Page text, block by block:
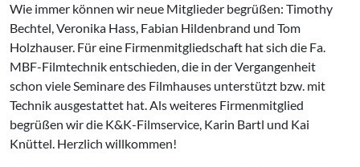
Wie immer können wir neue Mitglieder begrüßen: Timothy
Bechtel, Veronika Hass, Fabian Hildenbrand und Tom
Holzhauser. Für eine Firmenmitgliedschaft hat sich die Fa.
MBF-Filmtechnik entschieden, die in der Vergangenheit
schon viele Seminare des Filmhauses unterstützt bzw. mit
Technik ausgestattet hat. Als weiteres Firmenmitglied
begrüßen wir die K&K-Filmservice, Karin Bartl und Kai
Knüttel. Herzlich willkommen!